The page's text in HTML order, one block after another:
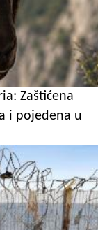
Zaštićena
i pojedena u